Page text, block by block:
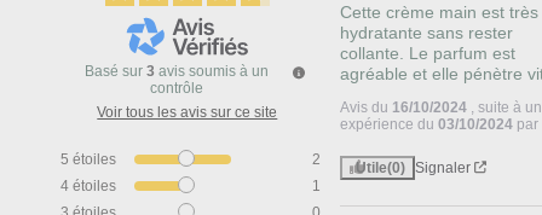
Basé sur 3 avis soumis à un
contrôle
Voir tous les avis sur ce site
5 étoiles
2
4 étoiles
1
Cette crème main est très
hydratante sans rester
collante. Le parfum est
agréable et elle pénètre
Avis du 16/10/2024
, suite à
expérience du03/10/2024 par
Utile(0) Signaler